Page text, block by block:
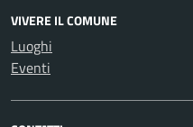
VIVERE IL COMUNE
Luoghi
Eventi